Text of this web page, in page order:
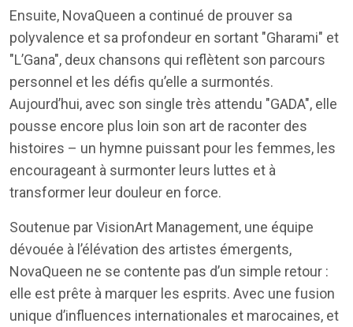
Ensuite, NovaQueen a continué de prouver sa
polyvalence et sa profondeur en sortant "Gharami" et
"L’Gana", deux chansons qui reflètent son parcours
personnel et les défis qu’elle a surmontés.
Aujourd’hui, avec son single très attendu "GADA", elle
pousse encore plus loin son art de raconter des
histoires – un hymne puissant pour les femmes, les
encourageant à surmonter leurs luttes et à
transformer leur douleur en force.
Soutenue par VisionArt Management, une équipe
dévouée à l’élévation des artistes émergents,
NovaQueen ne se contente pas d’un simple retour :
elle est prête à marquer les esprits. Avec une fusion
unique d’influences internationales et marocaines, et